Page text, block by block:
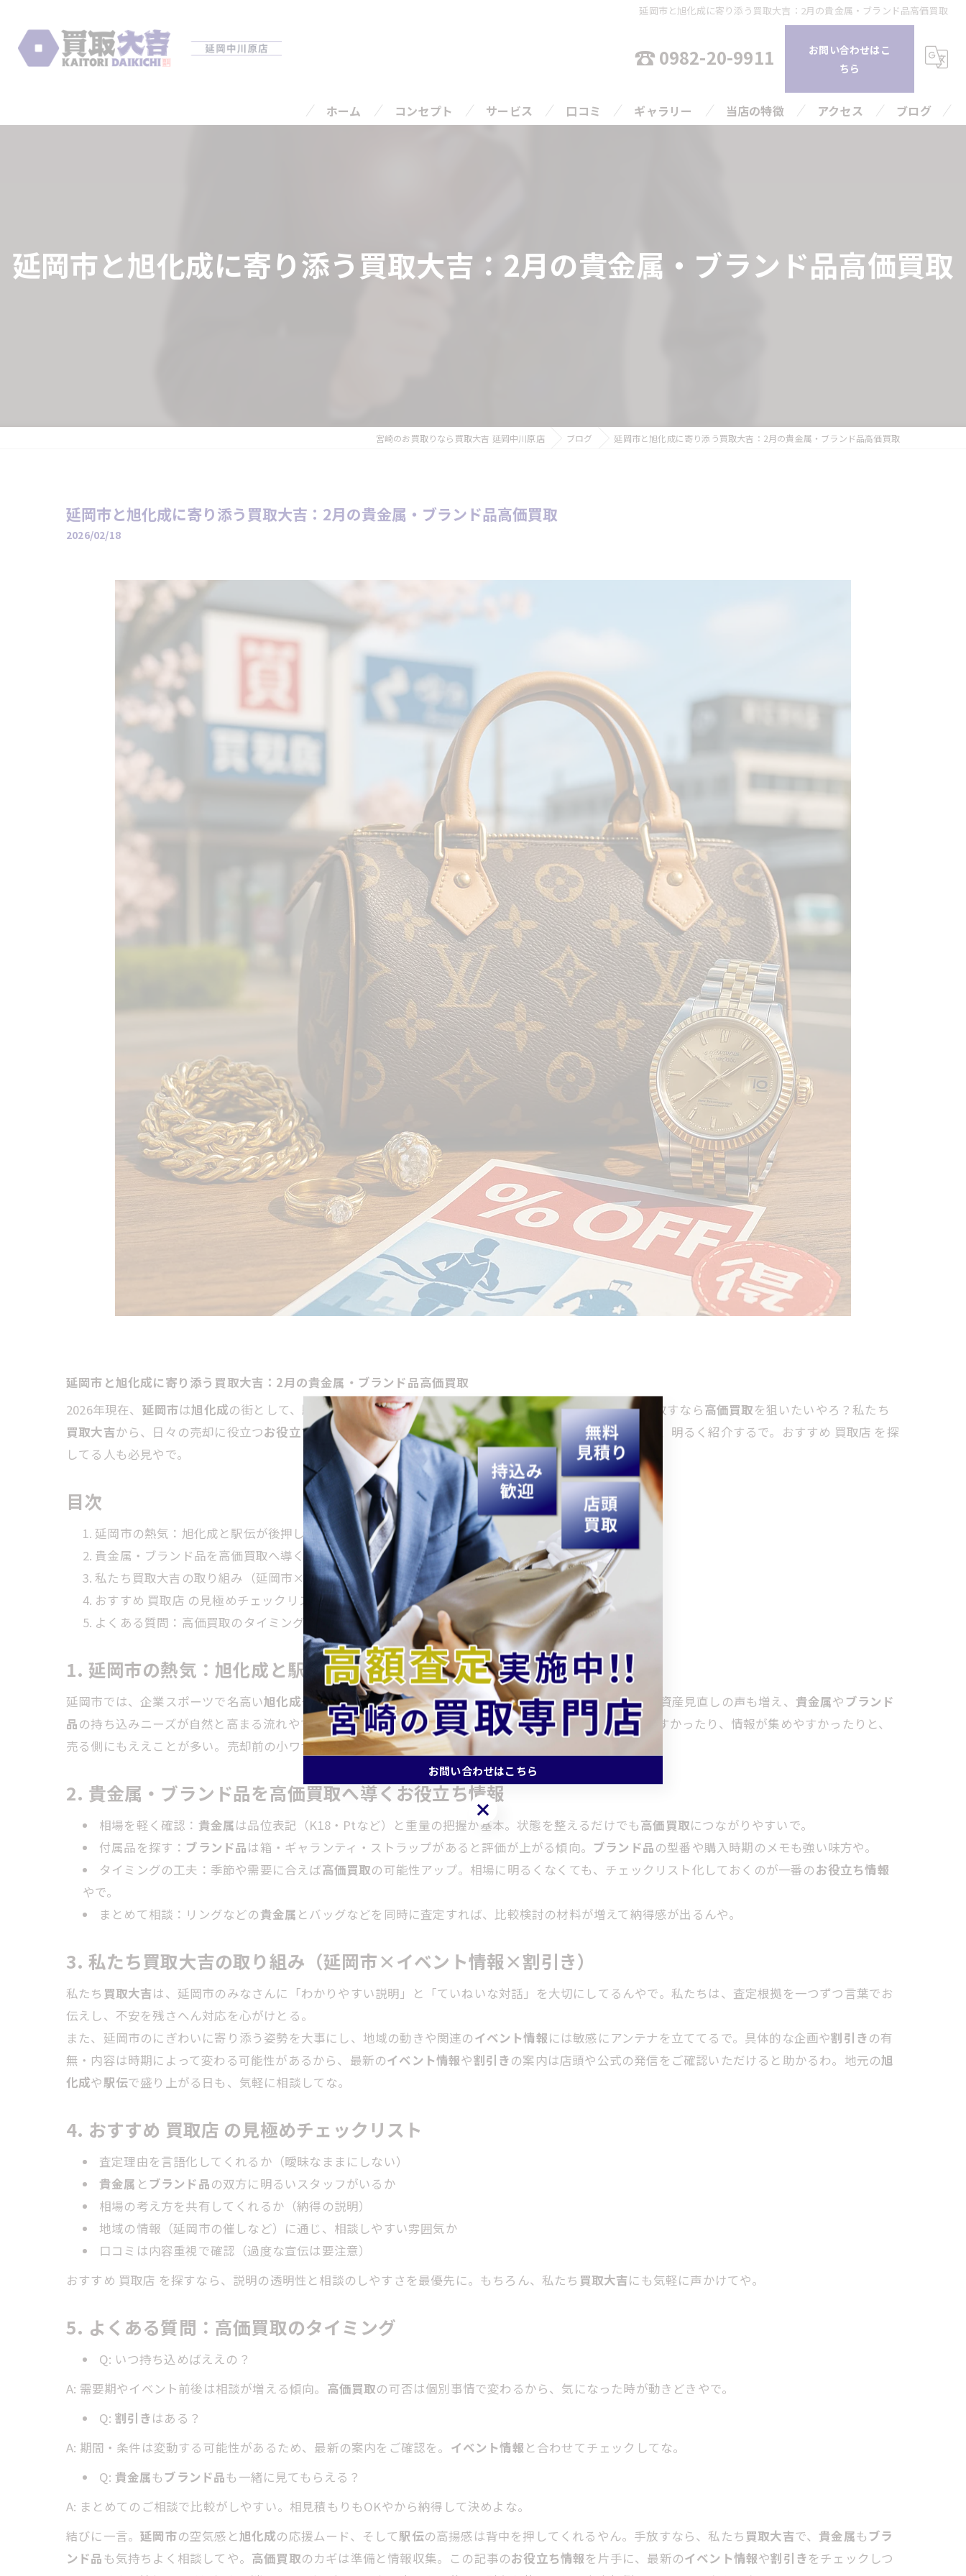
延岡市と旭化成に寄り添う買取大吉：2月の貴金属・ブランド品高価買取
0982-20-9911
お問い合わせはこ
ちら
ホーム コンセプト サービス 口コミ ギャラリー 当店の特徴
片付け
アクセス ブログ
延岡市と旭化成に寄り添う買取大吉：2月の貴金属・ブランド品高価買取
宮崎のお買取りなら買取大吉 延岡中川原店 ブログ 延岡市と旭化成に寄り添う買取大吉：2月の貴金属・ブランド品高価買取
延岡市と旭化成に寄り添う買取大吉：2月の貴金属・ブランド品高価買取
2026/02/18
延岡市と旭化成に寄り添う買取大吉：2月の貴金属・ブランド品高価買取
2026年現在、 延岡市は旭化成の街として、駅伝の話題が熱い2月やん。家の整理で 貴金属やブランド品を手放すなら高価買取を狙いたいやろ？私たち
買取大吉から、日々の売却に役立つお役立ち情報と延岡市の イベント情報、そして賢い 割引きの考え方まで、明るく紹介するで。おすすめ 買取店 を探
してる人も必見やで。
目次
延岡市の熱気：旭化成と駅伝が後押しする売却機運
貴金属・ブランド品を高価買取へ導くお役立ち情報
私たち買取大吉の取り組み（延岡市×イベント情報×割引き）
おすすめ 買取店 の見極めチェックリスト
よくある質問：高価買取のタイミング
1. 延岡市の熱気：旭化成と駅伝が後押しする売却機運
延岡市では、企業スポーツで名高い旭化成や地域の駅伝で街の一体感が高まるやん。応援ついでの片づけや資産見直しの声も増え、 貴金属や ブランド
品の持ち込みニーズが自然と高まる流れやで。こういう地元イベントの波に合わせると、査定時間が取りやすかったり、情報が集めやすかったりと、
売る側にもええことが多い。売却前の小ワザは後述の お役立ち情報をチェックしてな。
2. 貴金属・ブランド品を高価買取へ導くお役立ち情報
相場を軽く確認： 貴金属は品位表記（K18・Ptなど）と重量の把握が基本。状態を整えるだけでも高価買取につながりやすいで。
付属品を探す： ブランド品は箱・ギャランティ・ストラップがあると評価が上がる傾向。 ブランド品の型番や購入時期のメモも強い味方や。
タイミングの工夫：季節や需要に合えば高価買取の可能性アップ。相場に明るくなくても、チェックリスト化しておくのが一番のお役立ち情報
やで。
まとめて相談：リングなどの貴金属 とバッグなどを同時に査定すれば、比較検討の材料が増えて納得感が出るんや。
3. 私たち買取大吉の取り組み（延岡市×イベント情報×割引き）
私たち 買取大吉は、延岡市のみなさんに「わかりやすい説明」と「ていねいな対話」を大切にしてるんやで。私たちは、査定根拠を一つずつ言葉でお
伝えし、不安を残さへん対応を心がけとる。
また、延岡市のにぎわいに寄り添う姿勢を大事にし、地域の動きや関連のイベント情報には敏感にアンテナを立ててるで。具体的な企画や割引きの有
無・内容は時期によって変わる可能性があるから、最新のイベント情報や割引きの案内は店頭や公式の発信をご確認いただけると助かるわ。地元の旭
化成や駅伝で盛り上がる日も、気軽に相談してな。
4. おすすめ 買取店 の見極めチェックリスト
査定理由を言語化してくれるか（曖昧なままにしない）
貴金属 と ブランド品の双方に明るいスタッフがいるか
相場の考え方を共有してくれるか（納得の説明）
地域の情報（延岡市の催しなど）に通じ、相談しやすい雰囲気か
口コミは内容重視で確認（過度な宣伝は要注意）
おすすめ 買取店 を探すなら、説明の透明性と相談のしやすさを最優先に。もちろん、私たち 買取大吉にも気軽に声かけてや。
5. よくある質問：高価買取のタイミング
Q: いつ持ち込めばええの？
A: 需要期やイベント前後は相談が増える傾向。 高価買取の可否は個別事情で変わるから、気になった時が動きどきやで。
Q: 割引きはある？
A: 期間・条件は変動する可能性があるため、最新の案内をご確認を。 イベント情報 と合わせてチェックしてな。
Q: 貴金属も ブランド品も一緒に見てもらえる？
A: まとめてのご相談で比較がしやすい。相見積もりもOKやから納得して決めよな。
結びに一言。延岡市の空気感と旭化成の応援ムード、そして駅伝の高揚感は背中を押してくれるやん。手放すなら、私たち 買取大吉で、貴金属も ブラ
ンド品 も気持ちよく相談してや。 高価買取のカギは準備と情報収集。この記事のお役立ち情報を片手に、最新のイベント情報や割引きをチェックしつ
お問い合わせはこちら
お問い合わせはこちら